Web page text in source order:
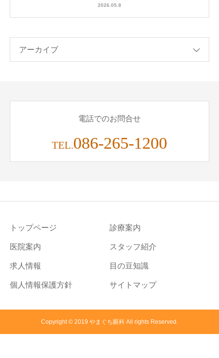
2026.05.8
アーカイブ
電話でのお問合せ
TEL.086-265-1200
トップページ 診療案内
医院案内 スタッフ紹介
求人情報 目の豆知識
個人情報保護方針 サイトマップ
Copyright © 2019 やまぐち眼科 All rights Reserved.